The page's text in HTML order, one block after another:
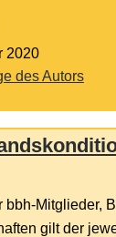
2020
bbh-Mitglieder,
gilt der